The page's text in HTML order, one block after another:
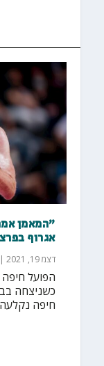
"המאמן
אגרוף
דצמ 19, 2021 |
הפועל
חיפה נקלעה